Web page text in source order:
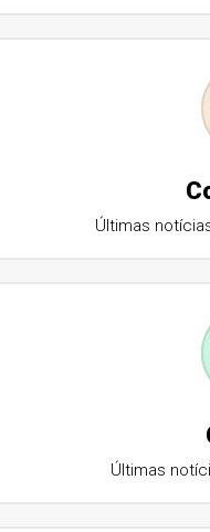
Últimas
Últimas